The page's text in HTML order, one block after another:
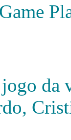
jogo